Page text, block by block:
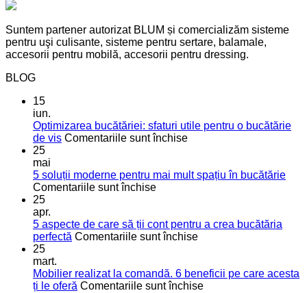
Suntem partener autorizat BLUM și comercializăm sisteme
pentru uşi culisante, sisteme pentru sertare, balamale,
accesorii pentru mobilă, accesorii pentru dressing.
BLOG
15
iun.
Optimizarea bucătăriei: sfaturi utile pentru o bucătărie
de vis Comentariile sunt închisepentru
sfaturi
bucătărie
de
25
mai
5 soluții moderne pentru mai mult spațiu în bucătărie
Comentariile sunt închisepentru
moderne
pentru
spațiu
în
25
apr.
5 aspecte de care să ții cont pentru a crea bucătăria
perfectă Comentariile sunt închisepentru
de
care
25
mart.
Mobilier realizat la comandă. 6 beneficii pe care acesta
ți le oferă Comentariile sunt închisepentru